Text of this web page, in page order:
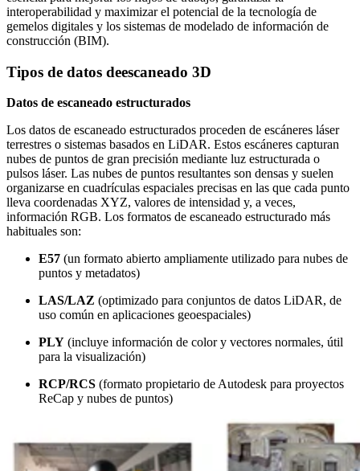
interoperabilidad y maximizar el potencial de la tecnología de
gemelos digitales y los sistemas de modelado de información de
construcción (BIM).
Tipos de datos deescaneado 3D
Datos de escaneado estructurados
Los datos de escaneado estructurados proceden de escáneres láser
terrestres o sistemas basados en LiDAR. Estos escáneres capturan
nubes de puntos de gran precisión mediante luz estructurada o
pulsos láser. Las nubes de puntos resultantes son densas y suelen
organizarse en cuadrículas espaciales precisas en las que cada punto
lleva coordenadas XYZ, valores de intensidad y, a veces,
información RGB. Los formatos de escaneado estructurado más
habituales son:
E57 (un formato abierto ampliamente utilizado para nubes de
puntos y metadatos)
LAS/LAZ (optimizado para conjuntos de datos LiDAR, de
uso común en aplicaciones geoespaciales)
PLY (incluye información de color y vectores normales, útil
para la visualización)
RCP/RCS (formato propietario de Autodesk para proyectos
ReCap y nubes de puntos)